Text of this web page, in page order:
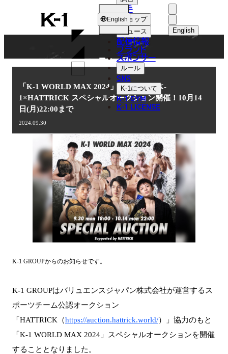
K-
1
English
中文（简体
選手
ショップ
ニュース
配信情報
ブランド
スポンサー
ルール
SNS
K-1について
K-1 GYM
K-1 LICENSE
English
NEWS
ニュース
「K-1 WORLD MAX 2024」代々木大会 K-
1×HATTRICK スペシャルオークション開催！10月14
日(月)22:00まで
2024.09.30
K-1 GROUPからのお知らせです。
K-1 GROUPはバリュエンスジャパン株式会社が運営するス
ポーツチーム公認オークション
「HATTRICK（https://auction.hattrick.world/）」協力のもと
「K-1 WORLD MAX 2024」スペシャルオークションを開催
することとなりました。